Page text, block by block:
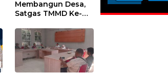
Membangun Desa,
Satgas TMMD Ke-
Pengurukan
Sasaran 5